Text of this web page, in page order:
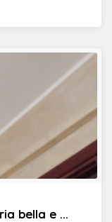
bella e ...